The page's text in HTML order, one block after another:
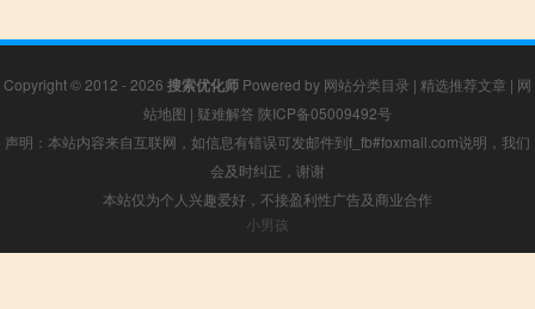
Copyright © 2012 - 2026 搜索优化师 Powered by 网站分类目录 | 精选推荐文章 | 网
站地图 | 疑难解答 陕ICP备05009492号
声明：本站内容来自互联网，如信息有错误可发邮件到f_fb#foxmail.com说明，我们
会及时纠正，谢谢
本站仅为个人兴趣爱好，不接盈利性广告及商业合作
小男孩